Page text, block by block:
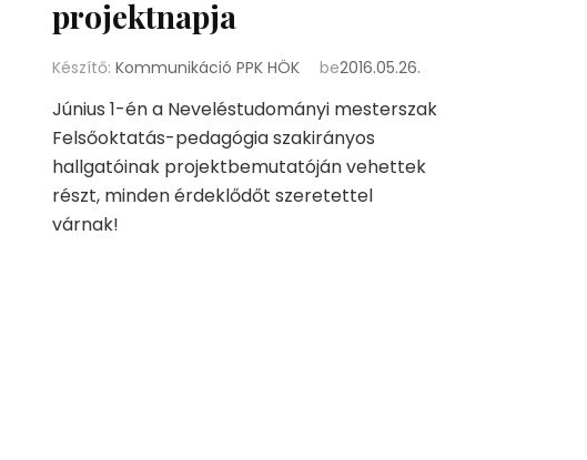
projektnapja
Készítő: Kommunikáció PPK HÖK be2016.05.26.
Június 1-én a Neveléstudományi mesterszak
Felsőoktatás-pedagógia szakirányos
hallgatóinak projektbemutatóján vehettek
részt, minden érdeklődőt szeretettel
várnak!